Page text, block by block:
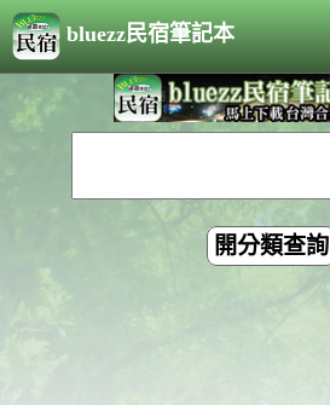
bluezz民宿筆記本
開分類查詢